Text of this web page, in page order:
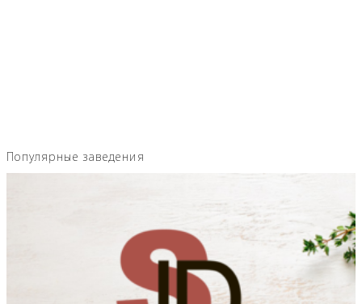
Популярные заведения